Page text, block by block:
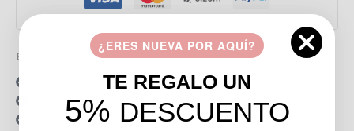
Envío gratis en pedidos de más de 49 €
15 días para realizar devoluciones
Resolvemos tus dudas por llamada o WhatsApp
Recogida en tienda gratis
¿ERES NUEVA POR AQUÍ?
TE REGALO UN
5% DESCUENTO